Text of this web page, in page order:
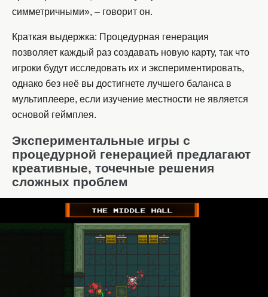
симметричными», – говорит он.
Краткая выдержка: Процедурная генерация
позволяет каждый раз создавать новую карту, так что
игроки будут исследовать их и экспериментировать,
однако без неё вы достигнете лучшего баланса в
мультиплеере, если изучение местности не является
основой геймплея.
Экспериментальные игры с
процедурной генерацией предлагают
креативные, точечные решения
сложных проблем